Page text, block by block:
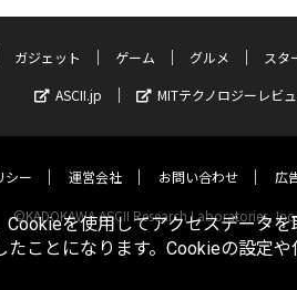
ガジェット ゲーム グルメ スタ
ASCII.jp
MITテクノロジーレビ
シー 運営会社 お問い合わせ 広
©KADOKAWA ASCII Research Laboratories,
を使用してアクセスデータ
ことになります。Cookieの設定